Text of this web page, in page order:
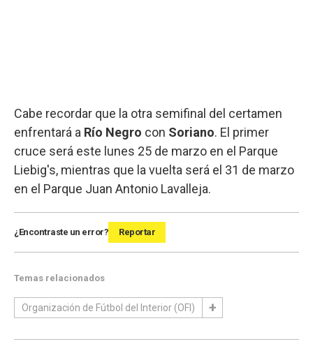
Cabe recordar que la otra semifinal del certamen
enfrentará a Río Negro con Soriano. El primer
cruce será este lunes 25 de marzo en el Parque
Liebig's, mientras que la vuelta será el 31 de marzo
en el Parque Juan Antonio Lavalleja.
¿Encontraste un error? Reportar
Temas relacionados
Organización de Fútbol del Interior (OFI)